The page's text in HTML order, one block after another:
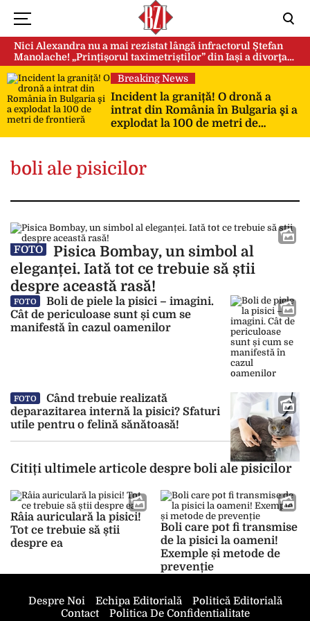
Nici Alexandra nu a mai rezistat lângă infractorul Ștefan
Manolache! „Prințișorul taximetriștilor” din Iași a divorţat
după doi ani de căsnicie
Breaking News
Incident la graniță! O dronă a
intrat din România în Bulgaria şi a
explodat la 100 de metri de
frontieră
boli ale pisicilor
FOTO
Pisica Bombay, un simbol al
eleganței. Iată tot ce trebuie să știi
despre această rasă!
FOTO
Boli de piele la pisici – imagini.
Cât de periculoase sunt și cum se
manifestă în cazul oamenilor
FOTO
Când trebuie realizată
deparazitarea internă la pisici? Sfaturi
utile pentru o felină sănătoasă!
Citiți ultimele articole despre boli ale pisicilor
Râia auriculară la pisici!
Tot ce trebuie să știi
despre ea
Boli care pot fi transmise
de la pisici la oameni!
Exemple și metode de
prevenție
Despre Noi Echipa Editorială
Politică Editorială
Contact
Politica De Confidentialitate